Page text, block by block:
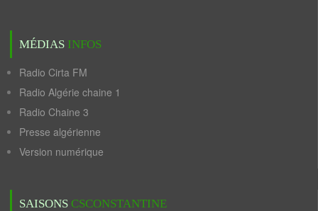
MÉDIAS INFOS
Radio Cirta FM
Radio Algérie chaine 1
Radio Chaine 3
Presse algérienne
Version numérique
SAISONS CSCONSTANTINE